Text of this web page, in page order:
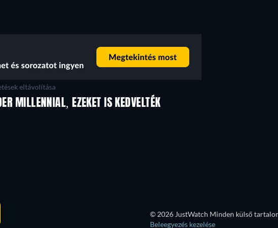
eltávolítása
MILLENNIAL, EZEKET IS KEDVELTÉK
© 2026 JustWatch Minden külső
Beleegyezés kezelése